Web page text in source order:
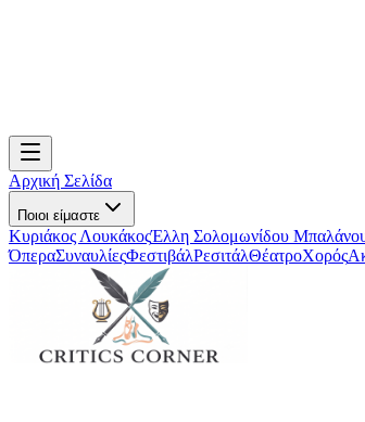
Αρχική Σελίδα
Ποιοι είμαστε
Κυριάκος ΛουκάκοςΈλλη Σολομωνίδου
ΌπεραΣυναυλίεςΦεστιβάλΡεσιτάλΘέατροΧορός